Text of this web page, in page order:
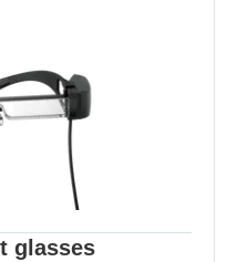
glasses